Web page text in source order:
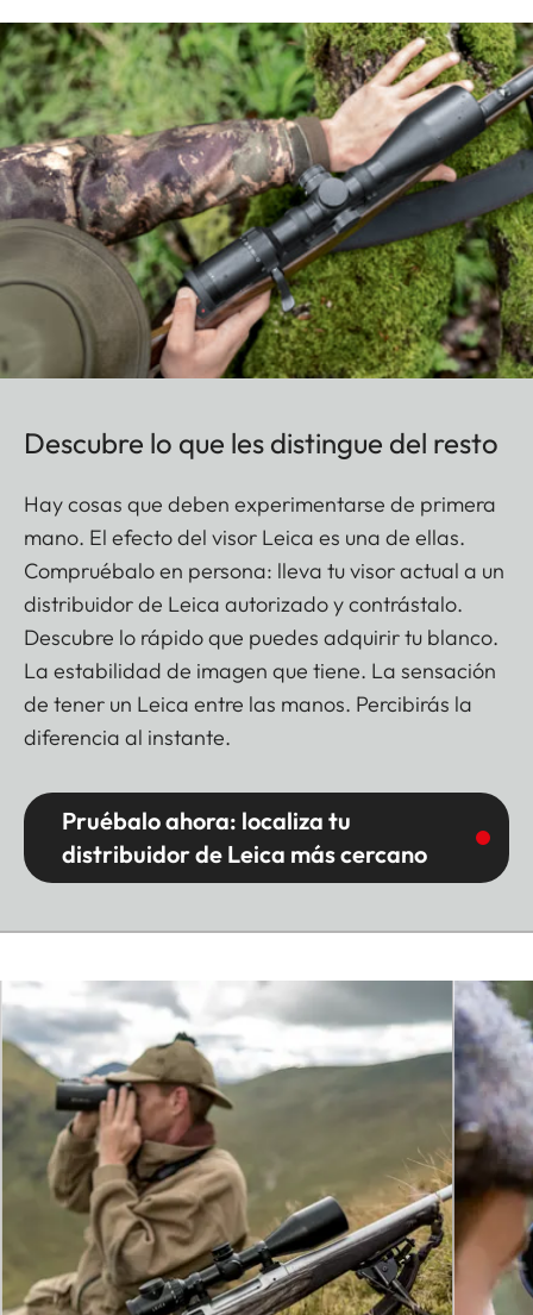
Descubre lo que les distingue del resto
Hay cosas que deben experimentarse de primera
mano. El efecto del visor Leica es una de ellas.
Compruébalo en persona: lleva tu visor actual a un
distribuidor de Leica autorizado y contrástalo.
Descubre lo rápido que puedes adquirir tu blanco.
La estabilidad de imagen que tiene. La sensación
de tener un Leica entre las manos. Percibirás la
diferencia al instante.
Pruébalo ahora: localiza tu
distribuidor de Leica más cercano